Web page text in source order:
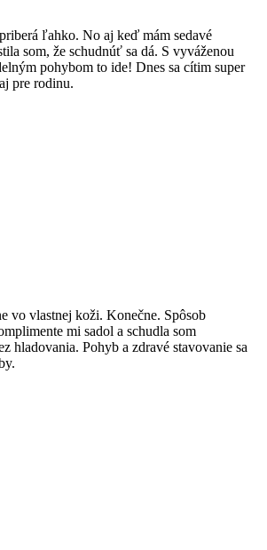
ľahko. No aj keď mám sedavé
som, že schudnúť sa dá. S vyváženou
pohybom to ide! Dnes sa cítim super
pre rodinu.
vo vlastnej koži. Konečne. Spôsob
mi sadol a schudla som
hladovania. Pohyb a zdravé stavovanie sa